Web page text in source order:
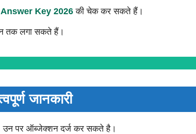
Key 2026की चेक कर सकते हैं।
तक लगा सकते हैं।
जानकारी
पर ऑब्जेक्शन दर्ज कर सकते है।